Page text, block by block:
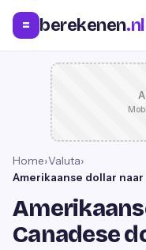
= berekenen.nl
Home›Valuta›
Amerikaanse dollar
Canadese